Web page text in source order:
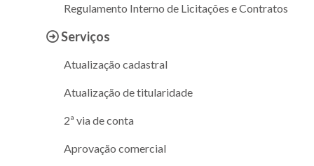
Regulamento Interno de Licitações e Contratos
Serviços
Atualização cadastral
Atualização de titularidade
2ª via de conta
Aprovação comercial